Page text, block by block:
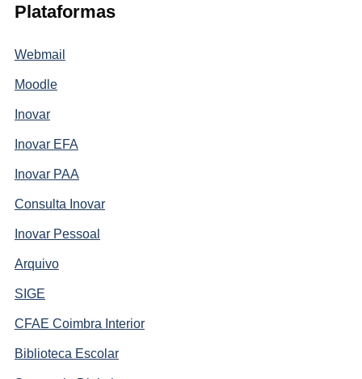
Plataformas
Webmail
Moodle
Inovar
Inovar EFA
Inovar PAA
Consulta Inovar
Inovar Pessoal
Arquivo
SIGE
CFAE Coimbra Interior
Biblioteca Escolar